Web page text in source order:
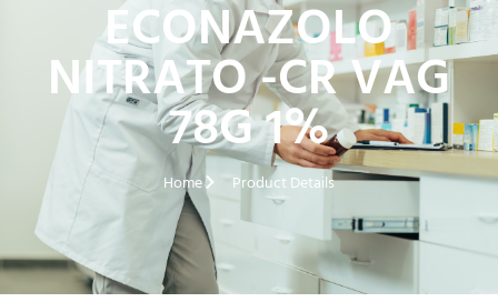
ECONAZOLO
NITRATO -CR VAG
78G 1%
Home Product Details